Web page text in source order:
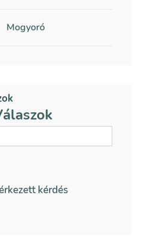
Mogyoró
kérdés